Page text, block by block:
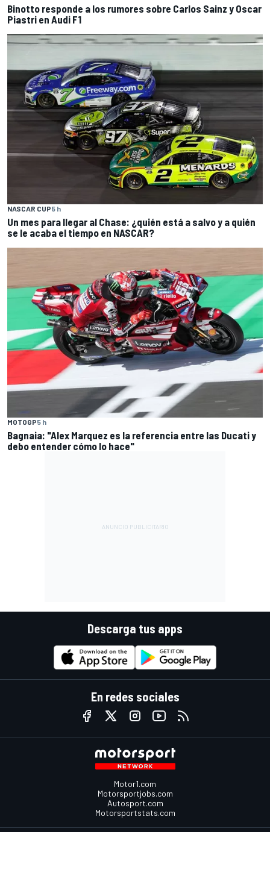
Binotto responde a los rumores sobre Carlos Sainz y Oscar
Piastri en Audi F1
NASCAR CUP5 h
Un mes para llegar al Chase: ¿quién está a salvo y a quién
se le acaba el tiempo en NASCAR?
MOTOGP5 h
Bagnaia: "Alex Marquez es la referencia entre las Ducati y
debo entender cómo lo hace"
Descarga tus apps
En redes sociales
Motor1.com
Motorsportjobs.com
Autosport.com
Motorsportstats.com